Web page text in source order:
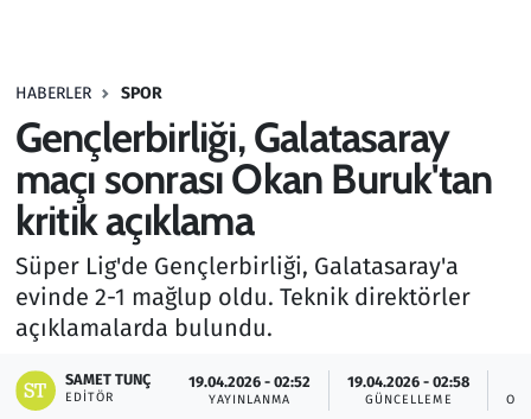
HABERLER SPOR
Gençlerbirliği, Galatasaray
maçı sonrası Okan Buruk'tan
kritik açıklama
Süper Lig'de Gençlerbirliği, Galatasaray'a
evinde 2-1 mağlup oldu. Teknik direktörler
açıklamalarda bulundu.
SAMET TUNÇ
EDITÖR
19.04.2026 - 02:52
YAYINLANMA
19.04.2026 - 02:58
GÜNCELLEME
Haber
Kültür Sanat
Kurumsal Haberler
Lezzet Durağı
Memur ve Kamu
Otomobil